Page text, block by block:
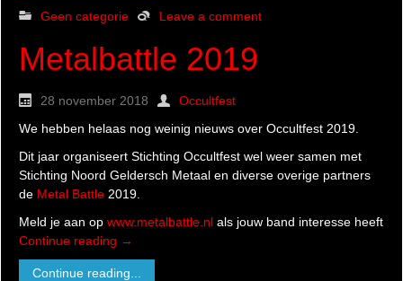
Geen categorie Leave a comment
Metalbattle 2019
28 november 2018
Occultfest
We hebben helaas nog weinig nieuws over Occultfest 2019.
Dit jaar organiseert Stichting Occultfest wel weer samen met
Stichting Noord Geldersch Metaal en diverse overige partners
de Metal Battle 2019.
Meld je aan op www.metalbattle.nl als jouw band interesse heeft
Continue reading →
Continue reading...